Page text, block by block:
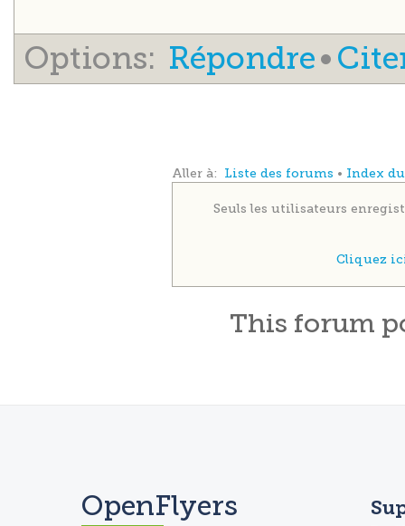
Options: Répondre•
Aller à: Liste des forums • Index
Seuls les utilisateurs
Cliquez
This forum